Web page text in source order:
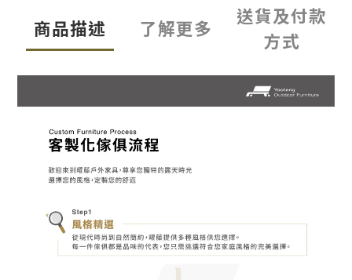
商品描述 了解更多
送貨及付款
方式